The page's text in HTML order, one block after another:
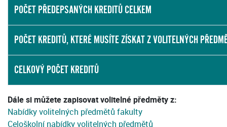
POČET PŘEDEPSANÝCH KREDITŮ CELKEM
POČET KREDITŮ, KTERÉ MUSÍTE ZÍSKAT Z VOLITELNÝCH
CELKOVÝ POČET KREDITŮ
Dále si můžete zapisovat volitelné předměty z:
Nabídky volitelných předmětů fakulty
Celoškolní nabídky volitelných předmětů